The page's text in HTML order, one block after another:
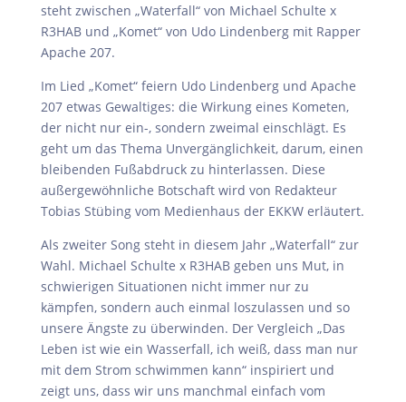
steht zwischen „Waterfall“ von Michael Schulte x
R3HAB und „Komet“ von Udo Lindenberg mit Rapper
Apache 207.
Im Lied „Komet“ feiern Udo Lindenberg und Apache
207 etwas Gewaltiges: die Wirkung eines Kometen,
der nicht nur ein-, sondern zweimal einschlägt. Es
geht um das Thema Unvergänglichkeit, darum, einen
bleibenden Fußabdruck zu hinterlassen. Diese
außergewöhnliche Botschaft wird von Redakteur
Tobias Stübing vom Medienhaus der EKKW erläutert.
Als zweiter Song steht in diesem Jahr „Waterfall“ zur
Wahl. Michael Schulte x R3HAB geben uns Mut, in
schwierigen Situationen nicht immer nur zu
kämpfen, sondern auch einmal loszulassen und so
unsere Ängste zu überwinden. Der Vergleich „Das
Leben ist wie ein Wasserfall, ich weiß, dass man nur
mit dem Strom schwimmen kann“ inspiriert und
zeigt uns, dass wir uns manchmal einfach vom